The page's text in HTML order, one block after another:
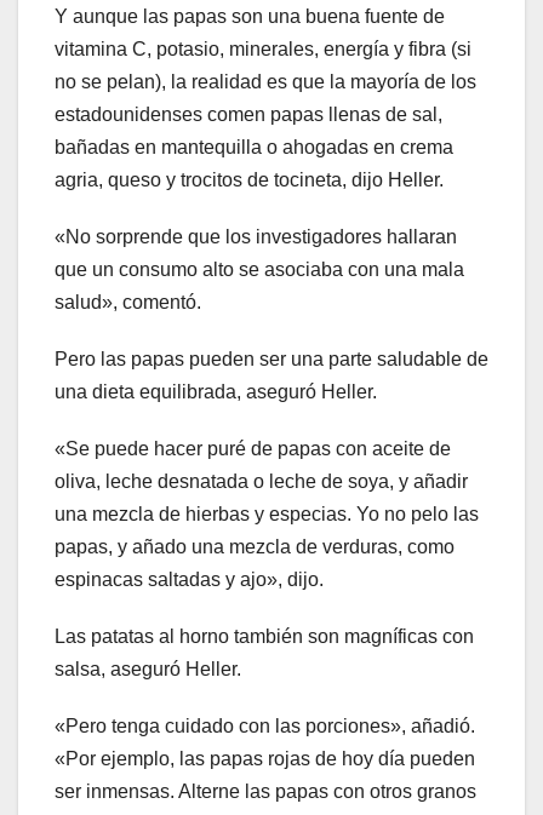
Y aunque las papas son una buena fuente de
vitamina C, potasio, minerales, energía y fibra (si
no se pelan), la realidad es que la mayoría de los
estadounidenses comen papas llenas de sal,
bañadas en mantequilla o ahogadas en crema
agria, queso y trocitos de tocineta, dijo Heller.
«No sorprende que los investigadores hallaran
que un consumo alto se asociaba con una mala
salud», comentó.
Pero las papas pueden ser una parte saludable de
una dieta equilibrada, aseguró Heller.
«Se puede hacer puré de papas con aceite de
oliva, leche desnatada o leche de soya, y añadir
una mezcla de hierbas y especias. Yo no pelo las
papas, y añado una mezcla de verduras, como
espinacas saltadas y ajo», dijo.
Las patatas al horno también son magníficas con
salsa, aseguró Heller.
«Pero tenga cuidado con las porciones», añadió.
«Por ejemplo, las papas rojas de hoy día pueden
ser inmensas. Alterne las papas con otros granos